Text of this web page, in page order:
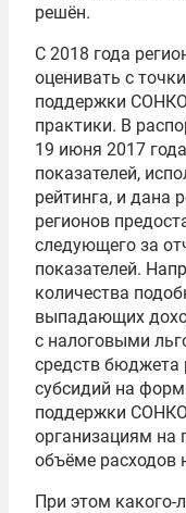
решён.
С 2018 года
оценивать с
поддержки
практики. В
19 июня 2017
показателей,
рейтинга, и дана
регионов
следующего за
показателей.
количества
выпадающих
с налоговыми
средств бюджета
субсидий на
поддержки
организациям на
объёме расходов
При этом какого-